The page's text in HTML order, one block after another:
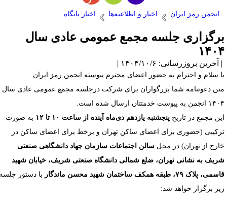
انجمن رمز ایران اخبار و اطلاعیه‌ها اخبار پایگاه
جلسه مجمع عمومی عادی سال
بروزرسانی: ۱۴۰۴/۱۰/۶ |
سلام و احترام به حضور اعضای محترم پیوسته انجمن رمز ایران
دعوتنامه شما بزرگواران برای شرکت درجلسه مجمع عمومی عادی سال
به پیوست خدمتتان ارسال شده است.
مجمع در تاریخپنجشنبه یازدهم دی‌ماه آینده از ساعت ۱۰ تا ۱۲
به صورت
(حضوری برای اعضای ساکن تهران و برخط برای اعضای ساکن در
از تهران) در محل سالن اجتماعات سازمان جهاد دانشگاهی صنعتی
به نشانی تهران، ضلع شمالی دانشگاه صنعتی شریف، خیابان شهید
پلاک ۷۹، طبقه همکف ساختمان شهید محسن ماندگار
با دستور جلسه
برگزار خواهد شد: